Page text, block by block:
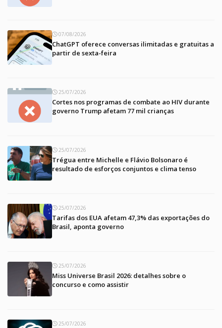
07/08/2026
ChatGPT oferece conversas ilimitadas e gratuitas a
partir de sexta-feira
25/07/2026
Cortes nos programas de combate ao HIV durante
governo Trump afetam 77 mil crianças
25/07/2026
Trégua entre Michelle e Flávio Bolsonaro é
resultado de esforços conjuntos e clima tenso
25/07/2026
Tarifas dos EUA afetam 47,3% das exportações do
Brasil, aponta governo
25/07/2026
Miss Universe Brasil 2026: detalhes sobre o
concurso e como assistir
25/07/2026